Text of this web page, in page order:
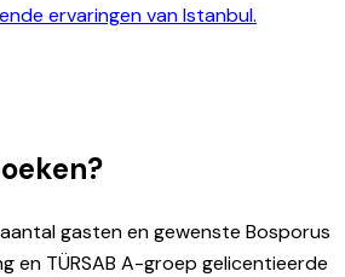
ervaringen van Istanbul.
gasten en gewenste Bosporus
en TÜRSAB A-groep gelicentieerde